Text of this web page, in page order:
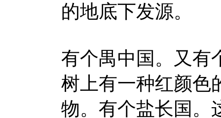
的地底下发源。
有个禺中国。又有
树上有一种红颜色
物。有个盐长国。